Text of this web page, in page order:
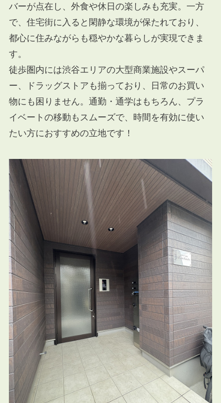
バーが点在し、外食や休日の楽しみも充実。一方
で、住宅街に入ると閑静な環境が保たれており、
都心に住みながらも穏やかな暮らしが実現できま
す。
徒歩圏内には渋谷エリアの大型商業施設やスーパ
ー、ドラッグストアも揃っており、日常のお買い
物にも困りません。通勤・通学はもちろん、プラ
イベートの移動もスムーズで、時間を有効に使い
たい方におすすめの立地です！